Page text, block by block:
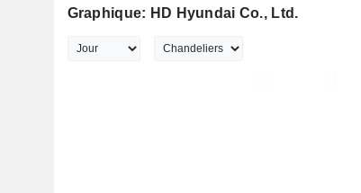
Graphique: HD Hyundai Co., Ltd.